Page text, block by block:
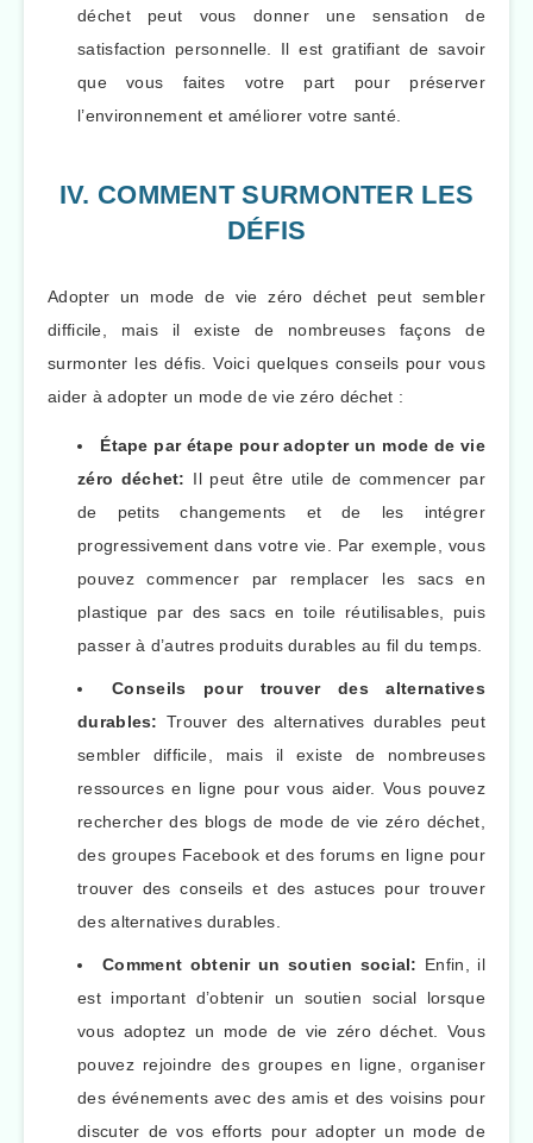
déchet peut vous donner une sensation de
satisfaction personnelle. Il est gratifiant de savoir
que vous faites votre part pour préserver
l’environnement et améliorer votre santé.
IV. COMMENT SURMONTER LES
DÉFIS
Adopter un mode de vie zéro déchet peut sembler
difficile, mais il existe de nombreuses façons de
surmonter les défis. Voici quelques conseils pour vous
aider à adopter un mode de vie zéro déchet :
Étape par étape pour adopter un mode de vie
zéro déchet: Il peut être utile de commencer par
de petits changements et de les intégrer
progressivement dans votre vie. Par exemple, vous
pouvez commencer par remplacer les sacs en
plastique par des sacs en toile réutilisables, puis
passer à d’autres produits durables au fil du temps.
Conseils pour trouver des alternatives
durables: Trouver des alternatives durables peut
sembler difficile, mais il existe de nombreuses
ressources en ligne pour vous aider. Vous pouvez
rechercher des blogs de mode de vie zéro déchet,
des groupes Facebook et des forums en ligne pour
trouver des conseils et des astuces pour trouver
des alternatives durables.
Comment obtenir un soutien social: Enfin, il
est important d’obtenir un soutien social lorsque
vous adoptez un mode de vie zéro déchet. Vous
pouvez rejoindre des groupes en ligne, organiser
des événements avec des amis et des voisins pour
discuter de vos efforts pour adopter un mode de